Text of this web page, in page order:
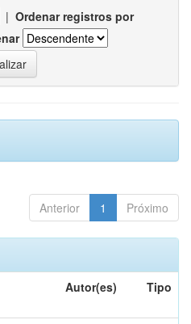
| Ordenar registros por
Anterior 1 Próximo
Autor(es) Tipo